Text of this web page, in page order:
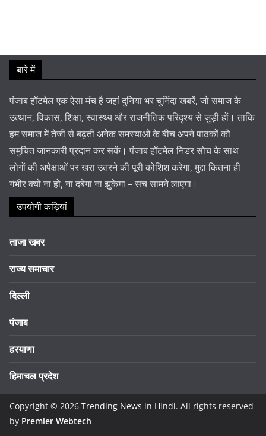
बारे में
पंजाब हॉटमेल एक ऐसा मंच है जहां दुनिया भर चुनिंदा खबरें, जो समाज के
उत्थान, विकास, शिक्षा, स्वास्थ्य और राजनीतिक परिदृश्य से जुड़ी हों। ताकि
हम समाज में तेजी से बढ़ती अनेक समस्याओं के बीच अपने पाठकों को
समुचित जानकारी प्रदान कर सकें। पंजाब हॉटमेल निडर सोच के साथ
लोगों की अपेक्षाओं पर खरा उतरने की पूरी कोशिश करेगा, मुद्दा कितना ही
गंभीर क्यों ना हो, ना दबेगा ना झुकेगा – सच सामने लाएगा।
उपयोगी कड़ियां
ताजा खबर
राज्य समाचार
दिल्ली
पंजाब
हरयाणा
हिमाचल प्रदेश
Copyright © 2026 Trending News in Hindi. All rights reserved
by Premier Webtech